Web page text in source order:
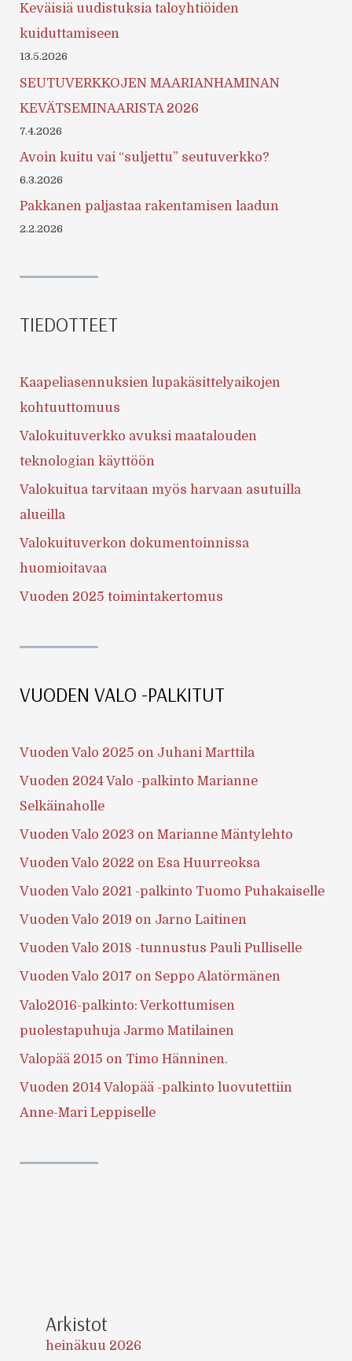
Keväisiä uudistuksia taloyhtiöiden
kuiduttamiseen
13.5.2026
SEUTUVERKKOJEN MAARIANHAMINAN
KEVÄTSEMINAARISTA 2026
7.4.2026
Avoin kuitu vai “suljettu” seutuverkko?
6.3.2026
Pakkanen paljastaa rakentamisen laadun
2.2.2026
TIEDOTTEET
Kaapeliasennuksien lupakäsittelyaikojen
kohtuuttomuus
Valokuituverkko avuksi maatalouden
teknologian käyttöön
Valokuitua tarvitaan myös harvaan asutuilla
alueilla
Valokuituverkon dokumentoinnissa
huomioitavaa
Vuoden 2025 toimintakertomus
VUODEN VALO -PALKITUT
Vuoden Valo 2025 on Juhani Marttila
Vuoden 2024 Valo -palkinto Marianne
Selkäinaholle
Vuoden Valo 2023 on Marianne Mäntylehto
Vuoden Valo 2022 on Esa Huurreoksa
Vuoden Valo 2021 -palkinto Tuomo Puhakaiselle
Vuoden Valo 2019 on Jarno Laitinen
Vuoden Valo 2018 -tunnustus Pauli Pulliselle
Vuoden Valo 2017 on Seppo Alatörmänen
Valo2016-palkinto: Verkottumisen
puolestapuhuja Jarmo Matilainen
Valopää 2015 on Timo Hänninen.
Vuoden 2014 Valopää -palkinto luovutettiin
Anne-Mari Leppiselle
Arkistot
heinäkuu 2026